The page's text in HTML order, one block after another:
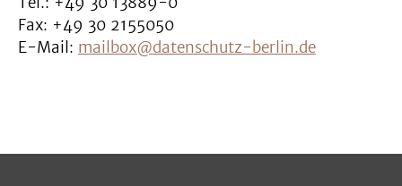
Fax: +49 30 2155050
E-Mail: mailbox@datenschutz-berlin.de